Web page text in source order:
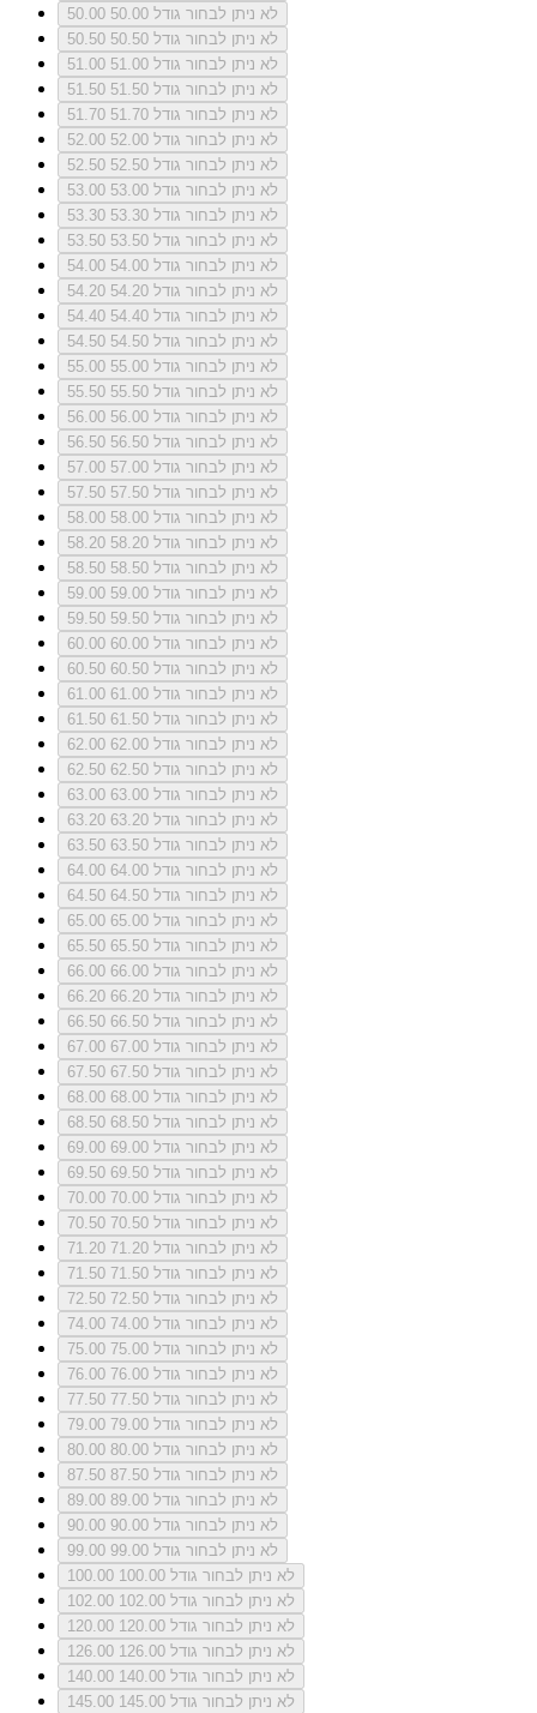
50.00
לא ניתן לבחור גודל 50.00
50.50
לא ניתן לבחור גודל 50.50
51.00
לא ניתן לבחור גודל 51.00
51.50
לא ניתן לבחור גודל 51.50
51.70
לא ניתן לבחור גודל 51.70
52.00
לא ניתן לבחור גודל 52.00
52.50
לא ניתן לבחור גודל 52.50
53.00
לא ניתן לבחור גודל 53.00
53.30
לא ניתן לבחור גודל 53.30
53.50
לא ניתן לבחור גודל 53.50
54.00
לא ניתן לבחור גודל 54.00
54.20
לא ניתן לבחור גודל 54.20
54.40
לא ניתן לבחור גודל 54.40
54.50
לא ניתן לבחור גודל 54.50
55.00
לא ניתן לבחור גודל 55.00
55.50
לא ניתן לבחור גודל 55.50
56.00
לא ניתן לבחור גודל 56.00
56.50
לא ניתן לבחור גודל 56.50
57.00
לא ניתן לבחור גודל 57.00
57.50
לא ניתן לבחור גודל 57.50
58.00
לא ניתן לבחור גודל 58.00
58.20
לא ניתן לבחור גודל 58.20
58.50
לא ניתן לבחור גודל 58.50
59.00
לא ניתן לבחור גודל 59.00
59.50
לא ניתן לבחור גודל 59.50
60.00
לא ניתן לבחור גודל 60.00
60.50
לא ניתן לבחור גודל 60.50
61.00
לא ניתן לבחור גודל 61.00
61.50
לא ניתן לבחור גודל 61.50
62.00
לא ניתן לבחור גודל 62.00
62.50
לא ניתן לבחור גודל 62.50
63.00
לא ניתן לבחור גודל 63.00
63.20
לא ניתן לבחור גודל 63.20
63.50
לא ניתן לבחור גודל 63.50
64.00
לא ניתן לבחור גודל 64.00
64.50
לא ניתן לבחור גודל 64.50
65.00
לא ניתן לבחור גודל 65.00
65.50
לא ניתן לבחור גודל 65.50
66.00
לא ניתן לבחור גודל 66.00
66.20
לא ניתן לבחור גודל 66.20
66.50
לא ניתן לבחור גודל 66.50
67.00
לא ניתן לבחור גודל 67.00
67.50
לא ניתן לבחור גודל 67.50
68.00
לא ניתן לבחור גודל 68.00
68.50
לא ניתן לבחור גודל 68.50
69.00
לא ניתן לבחור גודל 69.00
69.50
לא ניתן לבחור גודל 69.50
70.00
לא ניתן לבחור גודל 70.00
70.50
לא ניתן לבחור גודל 70.50
71.20
לא ניתן לבחור גודל 71.20
71.50
לא ניתן לבחור גודל 71.50
72.50
לא ניתן לבחור גודל 72.50
74.00
לא ניתן לבחור גודל 74.00
75.00
לא ניתן לבחור גודל 75.00
76.00
לא ניתן לבחור גודל 76.00
77.50
לא ניתן לבחור גודל 77.50
79.00
לא ניתן לבחור גודל 79.00
80.00
לא ניתן לבחור גודל 80.00
87.50
לא ניתן לבחור גודל 87.50
89.00
לא ניתן לבחור גודל 89.00
90.00
לא ניתן לבחור גודל 90.00
99.00
לא ניתן לבחור גודל 99.00
100.00
לא ניתן לבחור גודל 100.00
102.00
לא ניתן לבחור גודל 102.00
120.00
לא ניתן לבחור גודל 120.00
126.00
לא ניתן לבחור גודל 126.00
140.00
לא ניתן לבחור גודל 140.00
145.00
לא ניתן לבחור גודל 145.00